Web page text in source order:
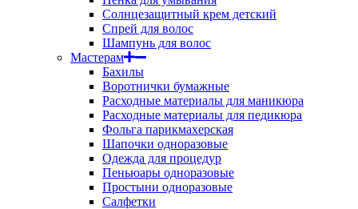
Солнцезащитный крем детский
Спрей для волос
Шампунь для волос
Мастерам
Бахилы
Воротнички бумажные
Расходные материалы для маникюра
Расходные материалы для педикюра
Фольга парикмахерская
Шапочки одноразовые
Одежда для процедур
Пеньюары одноразовые
Простыни одноразовые
Салфетки